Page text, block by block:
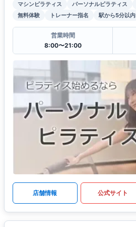
マシンピラティス パーソナルピラティス
無料体験
トレーナー指名 駅から5分以内
営業時間
8:00〜21:00
店舗情報 公式サイト